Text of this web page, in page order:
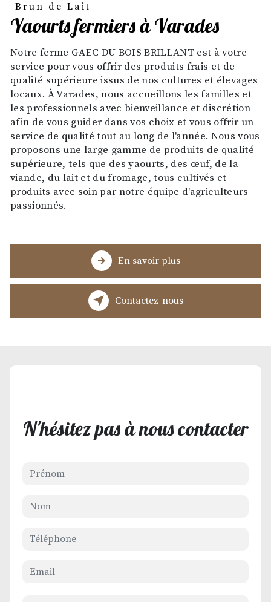
Brun de Lait
yaourts fermiers à Varades
Notre ferme GAEC DU BOIS BRILLANT est à votre
service pour vous offrir des produits frais et de
qualité supérieure issus de nos cultures et élevages
locaux. À Varades, nous accueillons les familles et
les professionnels avec bienveillance et discrétion
afin de vous guider dans vos choix et vous offrir un
service de qualité tout au long de l'année. Nous vous
proposons une large gamme de produits de qualité
supérieure, tels que des yaourts, des œuf, de la
viande, du lait et du fromage, tous cultivés et
produits avec soin par notre équipe d'agriculteurs
passionnés.
En savoir plus
Contactez-nous
N'hésitez pas à nous contacter